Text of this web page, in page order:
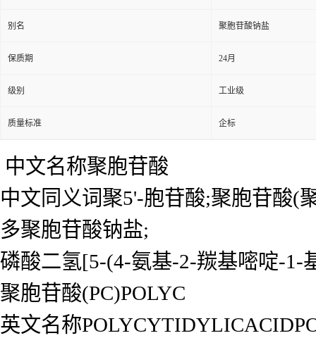
别名 聚胞苷酸钠盐
保质期 24月
级别 工业级
质量标准 企标
中文名称聚胞苷酸
中文同义词聚5'-胞苷酸;聚胞苷酸(
多聚胞苷酸钠盐;
磷酸二氢[5-(4-氨基-2-羰基嘧啶-1-
聚胞苷酸(PC)POLYC
英文名称